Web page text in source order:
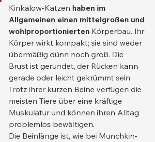
Kinkalow-Katzen haben im
Allgemeinen einen mittelgroßen und
wohlproportionierten Körperbau. Ihr
Körper wirkt kompakt; sie sind weder
übermäßig dünn noch groß. Die
Brust ist gerundet, der Rücken kann
gerade oder leicht gekrümmt sein.
Trotz ihrer kurzen Beine verfügen die
meisten Tiere über eine kräftige
Muskulatur und können ihren Alltag
problemlos bewältigen.
Die Beinlänge ist, wie bei Munchkin-